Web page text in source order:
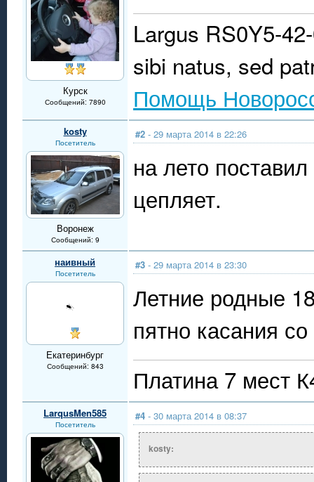
Курск
Сообщений: 7890
Largus RS0Y5-
sibi natus, sed
Помощь
kosty
Посетитель
Воронеж
Сообщений: 9
#2 - 29 марта 2014 в 22:26
на лето
цепляет.
наивный
Посетитель
Екатеринбург
Сообщений: 843
#3 - 29 марта 2014 в 23:30
Летние родные
пятно касания
Платина 7 мест
LarqusMen585
Посетитель
#4 - 30 марта 2014 в 08:37
kosty: